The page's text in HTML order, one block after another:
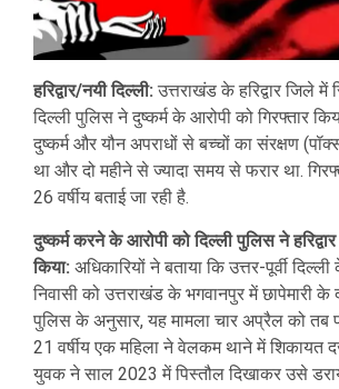
हरिद्वार/नयी दिल्ली: उत्तराखंड के हरिद्वार जिले
दिल्ली पुलिस ने दुष्कर्म के आरोपी को गिरफ्तार
दुष्कर्म और यौन अपराधों से बच्चों का संरक्षण
था और दो महीने से ज्यादा समय से फरार था.
26 वर्षीय बताई जा रही है.
दुष्कर्म करने के आरोपी को दिल्ली पुलिस ने
किया: अधिकारियों ने बताया कि उत्तर-पूर्वी
निवासी को उत्तराखंड के भगवानपुर में छापेमारी के
पुलिस के अनुसार, यह मामला चार अप्रैल को तब
21 वर्षीय एक महिला ने वेलकम थाने में शिकायत
युवक ने साल 2023 में पिस्तौल दिखाकर उसे